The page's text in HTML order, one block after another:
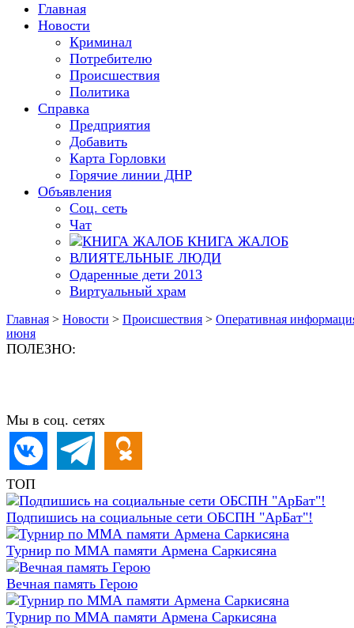
Главная
Новости
Криминал
Потребителю
Происшествия
Политика
Справка
Предприятия
Добавить
Карта Горловки
Горячие линии ДНР
Объявления
Соц. сеть
Чат
КНИГА ЖАЛОБ
ВЛИЯТЕЛЬНЫЕ ЛЮДИ
Одаренные дети 2013
Виртуальный храм
Главная > Новости > Происшествия > Оперативная
июня
ПОЛЕЗНО:
Мы в соц. сетях
ТОП
Подпишись на социальные сети ОБСПН "АрБат"!
Турнир по ММА памяти Армена Саркисяна
Вечная память Герою
Турнир по ММА памяти Армена Саркисяна